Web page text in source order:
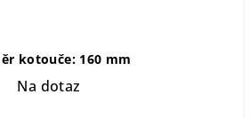
kotouče: 160 mm
Na dotaz